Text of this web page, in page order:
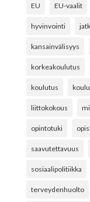
EU EU-vaalit
hyvinvointi
kansainvälisyys
korkeakoulutus
koulutus
liittokokous
opintotuki
saavutettavuus
sosiaalipolitiikka
terveydenhuolto